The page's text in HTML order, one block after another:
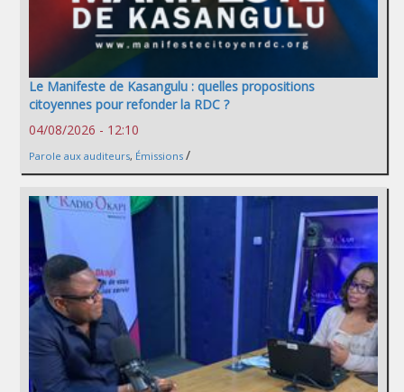
Le Manifeste de Kasangulu : quelles propositions
citoyennes pour refonder la RDC ?
04/08/2026 - 12:10
Parole aux auditeurs, Émissions /